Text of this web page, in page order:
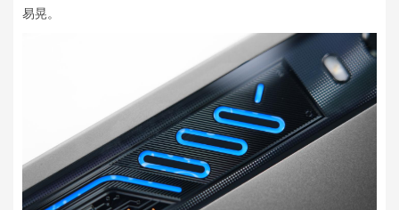
易晃。